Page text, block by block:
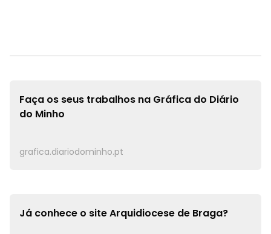
Faça os seus trabalhos na Gráfica do Diário
do Minho
grafica.diariodominho.pt
Já conhece o siteArquidiocese de Braga?